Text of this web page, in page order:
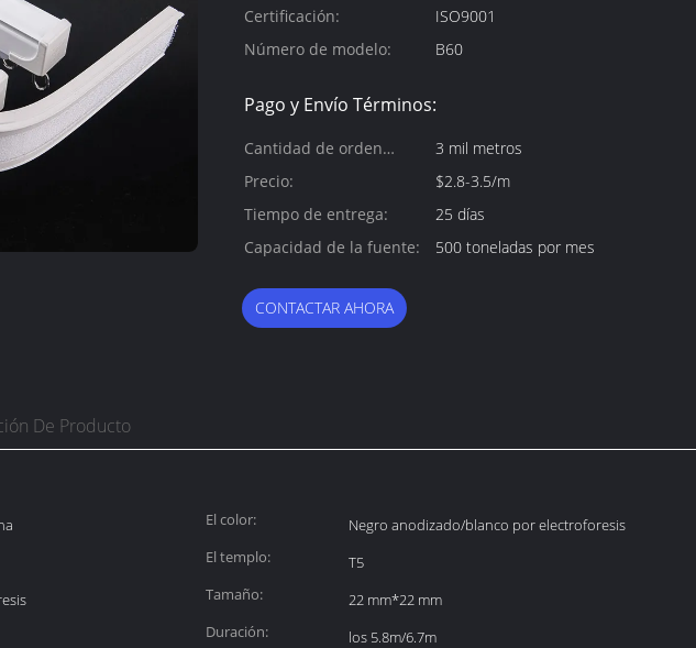
Certificación:
ISO9001
Número de modelo:
B60
Pago y Envío Términos:
Cantidad de orden
mínima:
3 mil metros
Precio:
$2.8-3.5/m
Tiempo de entrega:
25 días
Capacidad de la fuente:
500 toneladas por mes
CONTACTAR AHORA
De Producto
El color:
Negro anodizado/blanco por electroforesis
El templo:
T5
Tamaño:
22 mm*22 mm
Duración:
los 5.8m/6.7m